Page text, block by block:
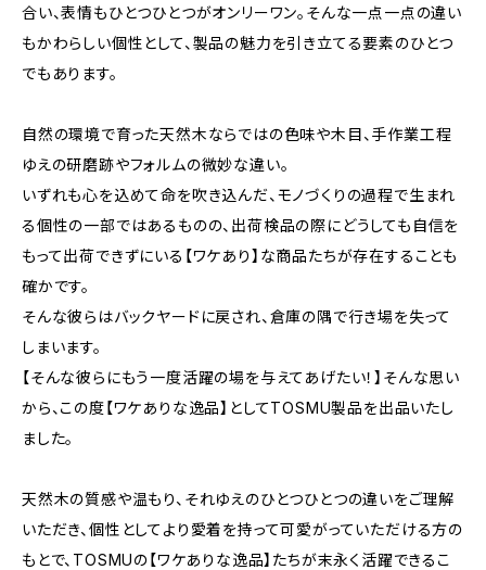
合い、表情もひとつひとつがオンリーワン。そんな一点一点の違い
もかわらしい個性として、製品の魅力を引き立てる要素のひとつ
でもあります。
自然の環境で育った天然木ならではの色味や木目、手作業工程
ゆえの研磨跡やフォルムの微妙な違い。
いずれも心を込めて命を吹き込んだ、モノづくりの過程で生まれ
る個性の一部ではあるものの、出荷検品の際にどうしても自信を
もって出荷できずにいる【ワケあり】な商品たちが存在することも
確かです。
そんな彼らはバックヤードに戻され、倉庫の隅で行き場を失って
しまいます。
【そんな彼らにもう一度活躍の場を与えてあげたい！】そんな思い
から、この度【ワケありな逸品】としてTOSMU製品を出品いたし
ました。
天然木の質感や温もり、それゆえのひとつひとつの違いをご理解
いただき、個性としてより愛着を持って可愛がっていただける方の
もとで、TOSMUの【ワケありな逸品】たちが末永く活躍できるこ